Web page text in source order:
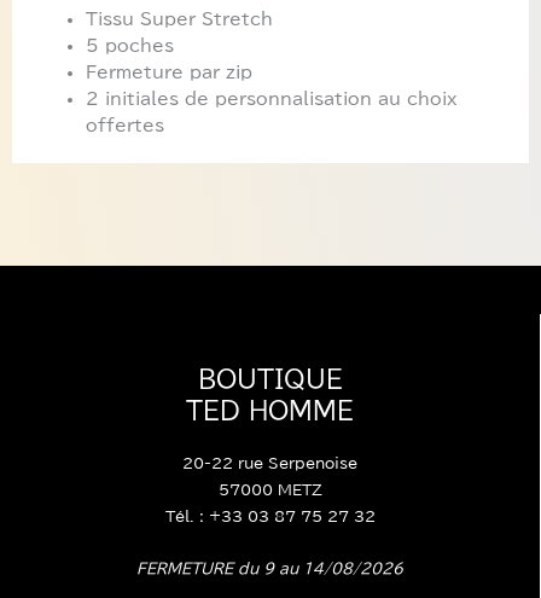
Tissu Super Stretch
5 poches
Fermeture par zip
2 initiales de personnalisation au choix
offertes
BOUTIQUE
TED HOMME
20-22 rue Serpenoise
57000 METZ
Tél. : +33 03 87 75 27 32
FERMETURE du 9 au 14/08/2026